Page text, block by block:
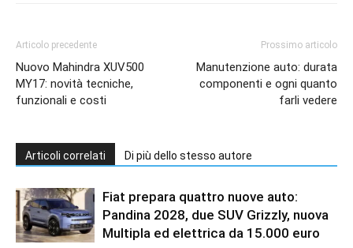
Articolo precedente
Nuovo Mahindra XUV500
MY17: novità tecniche,
funzionali e costi
Prossimo articolo
Manutenzione auto: durata
componenti e ogni quanto
farli vedere
Articoli correlati Di più dello stesso autore
Fiat prepara quattro nuove auto:
Pandina 2028, due SUV Grizzly, nuova
Multipla ed elettrica da 15.000 euro